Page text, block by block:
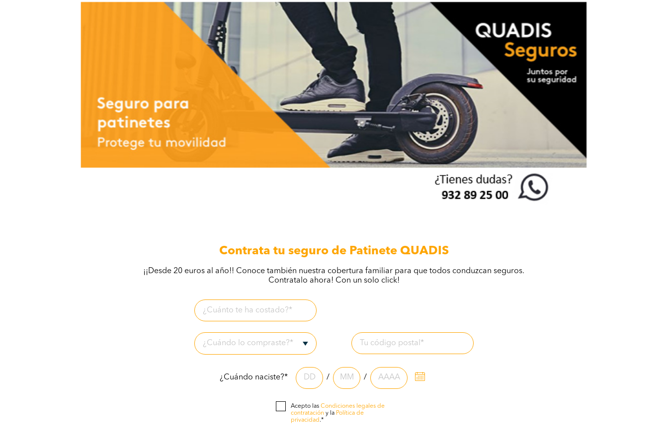
Contrata tu seguro de Patinete QUADIS
¡¡Desde 20 euros al año!! Conoce también nuestra cobertura familiar para que todos conduzcan seguros.
Contratalo ahora! Con un solo click!
¿Cuándo lo compraste?*
¿Cuándo naciste?* / /
Acepto las Condiciones legales de
contratación y la Política de
privacidad .*